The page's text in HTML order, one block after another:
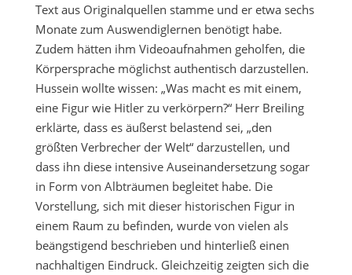
Text aus Originalquellen stamme und er etwa sechs
Monate zum Auswendiglernen benötigt habe.
Zudem hätten ihm Videoaufnahmen geholfen, die
Körpersprache möglichst authentisch darzustellen.
Hussein wollte wissen: „Was macht es mit einem,
eine Figur wie Hitler zu verkörpern?“ Herr Breiling
erklärte, dass es äußerst belastend sei, „den
größten Verbrecher der Welt“ darzustellen, und
dass ihn diese intensive Auseinandersetzung sogar
in Form von Albträumen begleitet habe. Die
Vorstellung, sich mit dieser historischen Figur in
einem Raum zu befinden, wurde von vielen als
beängstigend beschrieben und hinterließ einen
nachhaltigen Eindruck. Gleichzeitig zeigten sich die